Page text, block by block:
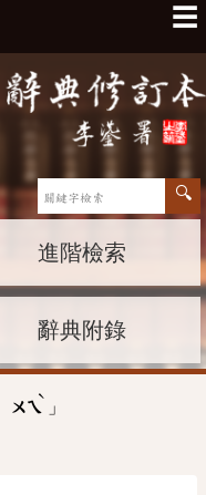
☰
進階檢索
辭典附錄
ㄨㄟ
ˋ
」